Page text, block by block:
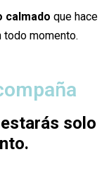
calmado que hace
momento.
solo